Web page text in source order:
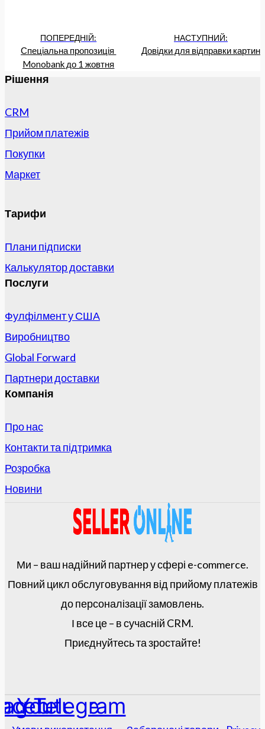
ПОПЕРЕДНІЙ:
Спеціальна пропозиція
Monobank до 1 жовтня
НАСТУПНИЙ:
Довідки для відправки картин
Рішення
CRM
Прийом платежів
Покупки
Маркет
Тарифи
Плани підписки
Калькулятор доставки
Послуги
Фулфілмент у США
Виробництво
Global Forward
Партнери доставки
Компанія
Про нас
Контакти та підтримка
Розробка
Новини
Ми – ваш надійний партнер у сфері e-commerce.
Повний цикл обслуговування від прийому платежів
до персоналізації замовлень.
І все це – в сучасній CRM.
Приєднуйтесь та зростайте!
Youtube
Telegram